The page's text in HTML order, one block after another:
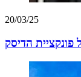
20/03/25